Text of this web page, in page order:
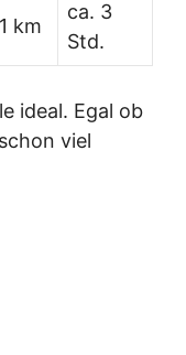
km
ca. 3
Std.
ideal. Egal ob
viel